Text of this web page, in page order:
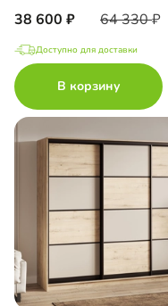
38 600 64 330
Доступно для доставки
В корзину